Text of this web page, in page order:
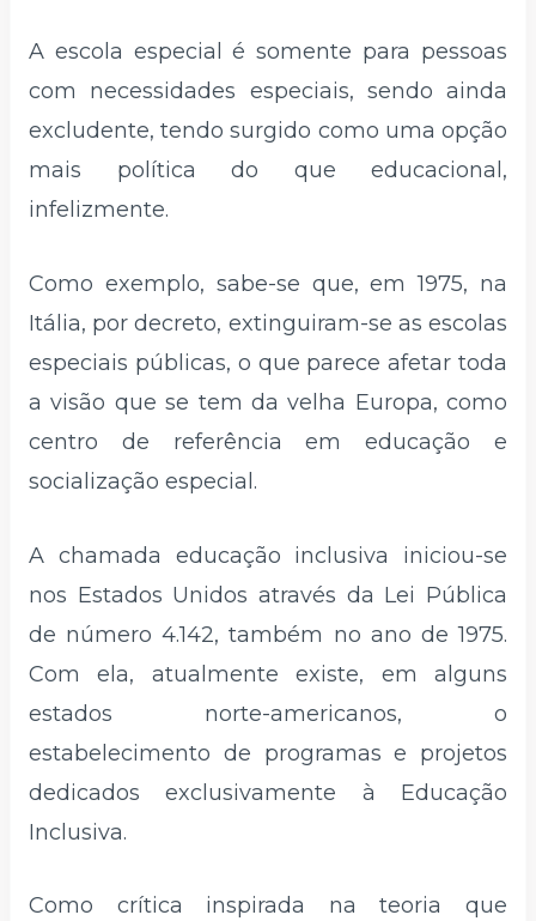
A escola especial é somente para pessoas
com necessidades especiais, sendo ainda
excludente, tendo surgido como uma opção
mais política do que educacional,
infelizmente.
Como exemplo, sabe-se que, em 1975, na
Itália, por decreto, extinguiram-se as escolas
especiais públicas, o que parece afetar toda
a visão que se tem da velha Europa, como
centro de referência em educação e
socialização especial.
A chamada educação inclusiva iniciou-se
nos Estados Unidos através da Lei Pública
de número 4.142, também no ano de 1975.
Com ela, atualmente existe, em alguns
estados norte-americanos, o
estabelecimento de programas e projetos
dedicados exclusivamente à Educação
Inclusiva.
Como crítica inspirada na teoria que